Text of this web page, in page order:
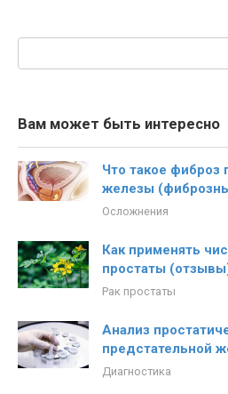
Поиск:
Вам может быть интересно
Что такое фиброз
железы
Осложнения
Как применять
простаты
Рак простаты
Анализ
предстательной
Диагностика